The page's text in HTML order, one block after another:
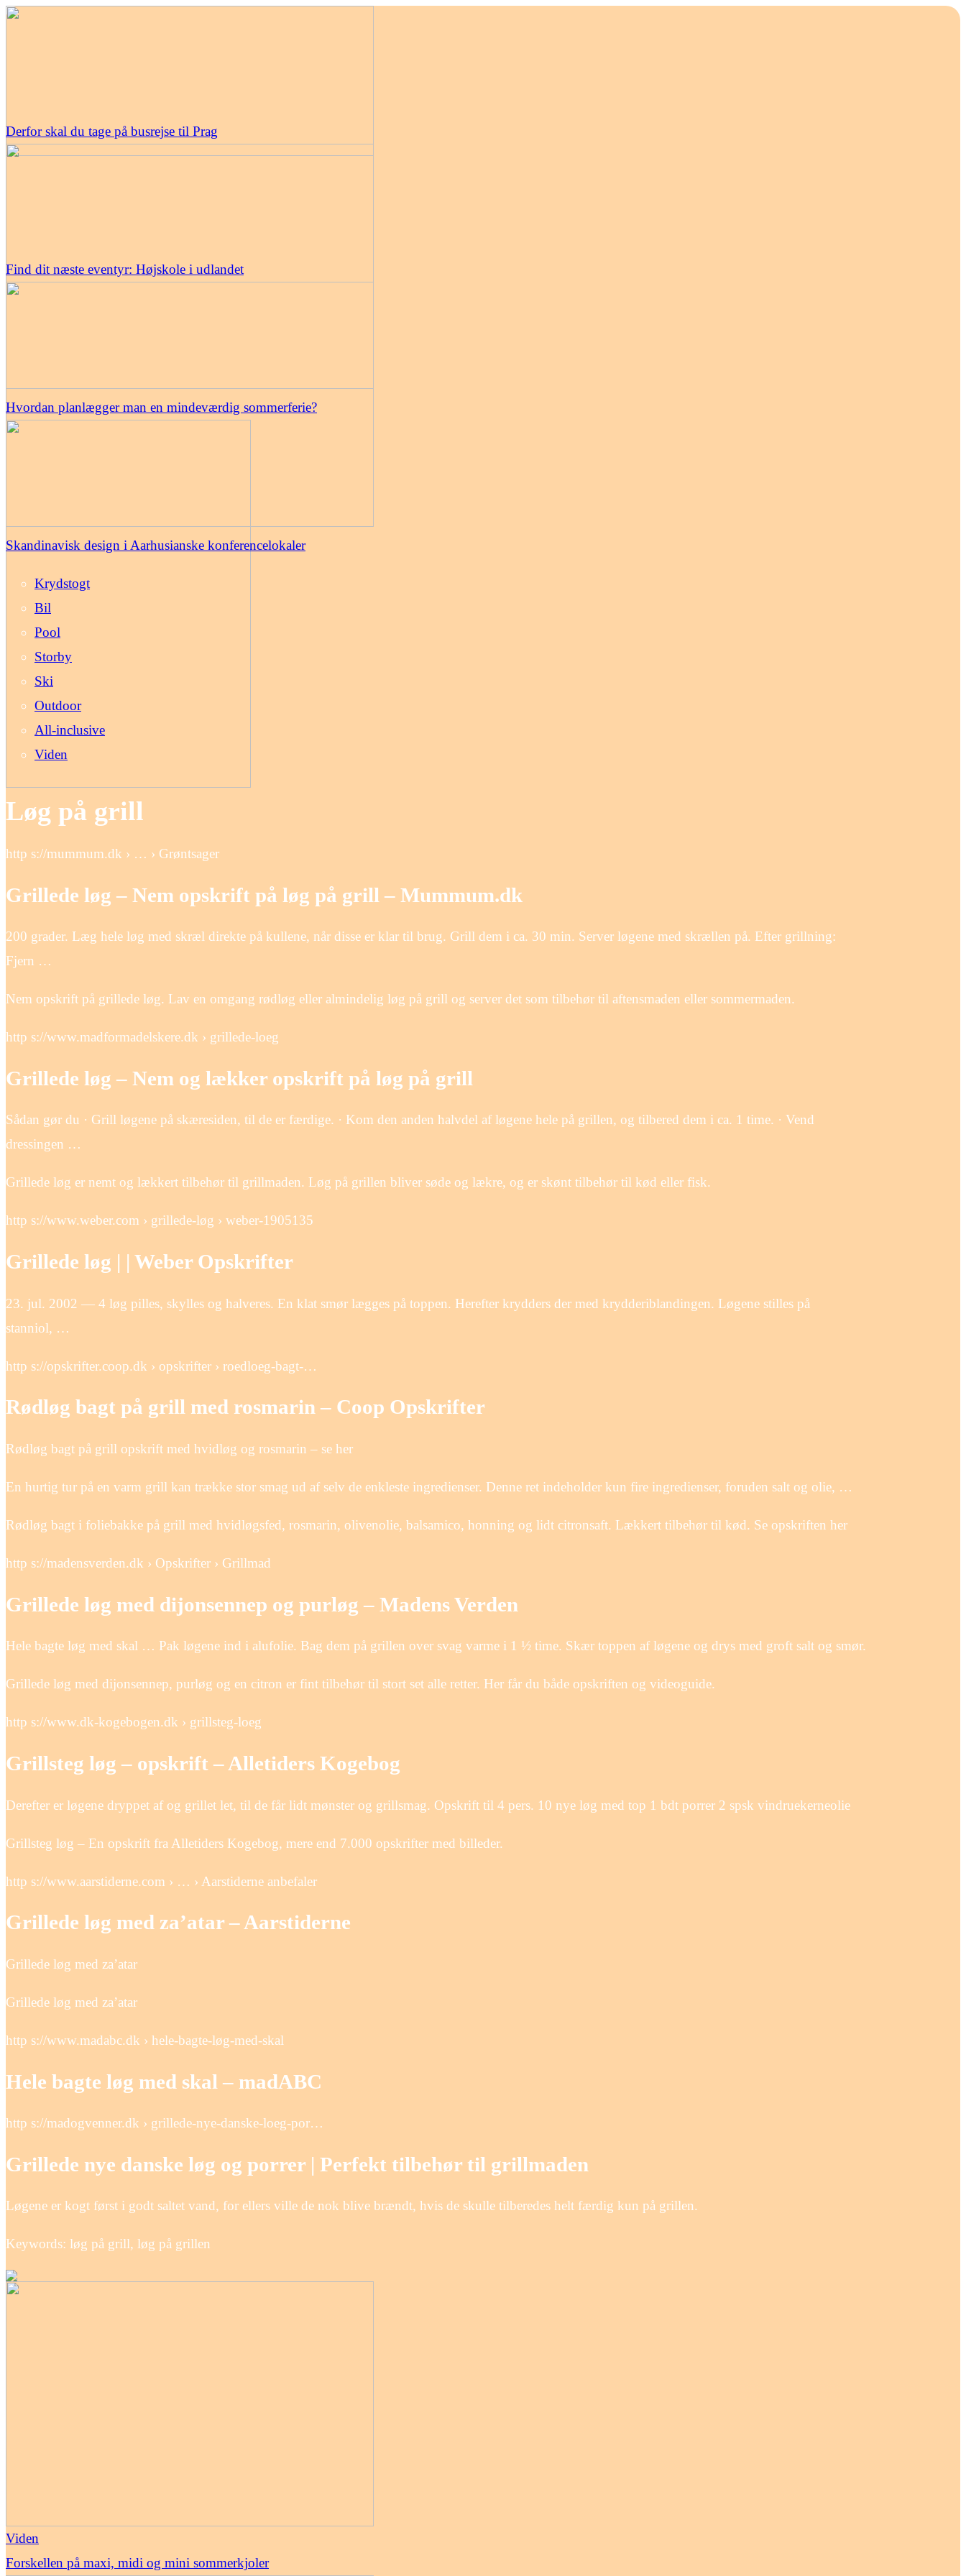
Derfor skal du tage på busrejse til Prag
Find dit næste eventyr: Højskole i udlandet
Hvordan planlægger man en mindeværdig sommerferie?
Skandinavisk design i Aarhusianske konferencelokaler
Krydstogt
Bil
Pool
Storby
Ski
Outdoor
All-inclusive
Viden
Løg på grill
http s://mummum.dk › … › Grøntsager
Grillede løg – Nem opskrift på løg på grill – Mummum.dk
200 grader. Læg hele løg med skræl direkte på kullene, når disse er klar til brug. Grill dem i ca. 30 min. Server løgene med skrællen på. Efter grillning:
Fjern …
Nem opskrift på grillede løg. Lav en omgang rødløg eller almindelig løg på grill og server det som tilbehør til aftensmaden eller sommermaden.
http s://www.madformadelskere.dk › grillede-loeg
Grillede løg – Nem og lækker opskrift på løg på grill
Sådan gør du · Grill løgene på skæresiden, til de er færdige. · Kom den anden halvdel af løgene hele på grillen, og tilbered dem i ca. 1 time. · Vend
dressingen …
Grillede løg er nemt og lækkert tilbehør til grillmaden. Løg på grillen bliver søde og lækre, og er skønt tilbehør til kød eller fisk.
http s://www.weber.com › grillede-løg › weber-1905135
Grillede løg | | Weber Opskrifter
23. jul. 2002 — 4 løg pilles, skylles og halveres. En klat smør lægges på toppen. Herefter krydders der med krydderiblandingen. Løgene stilles på
stanniol, …
http s://opskrifter.coop.dk › opskrifter › roedloeg-bagt-…
Rødløg bagt på grill med rosmarin – Coop Opskrifter
Rødløg bagt på grill opskrift med hvidløg og rosmarin – se her
En hurtig tur på en varm grill kan trække stor smag ud af selv de enkleste ingredienser. Denne ret indeholder kun fire ingredienser, foruden salt og olie, …
Rødløg bagt i foliebakke på grill med hvidløgsfed, rosmarin, olivenolie, balsamico, honning og lidt citronsaft. Lækkert tilbehør til kød. Se opskriften her
http s://madensverden.dk › Opskrifter › Grillmad
Grillede løg med dijonsennep og purløg – Madens Verden
Hele bagte løg med skal … Pak løgene ind i alufolie. Bag dem på grillen over svag varme i 1 ½ time. Skær toppen af løgene og drys med groft salt og smør.
Grillede løg med dijonsennep, purløg og en citron er fint tilbehør til stort set alle retter. Her får du både opskriften og videoguide.
http s://www.dk-kogebogen.dk › grillsteg-loeg
Grillsteg løg – opskrift – Alletiders Kogebog
Derefter er løgene dryppet af og grillet let, til de får lidt mønster og grillsmag. Opskrift til 4 pers. 10 nye løg med top 1 bdt porrer 2 spsk vindruekerneolie
Grillsteg løg – En opskrift fra Alletiders Kogebog, mere end 7.000 opskrifter med billeder.
http s://www.aarstiderne.com › … › Aarstiderne anbefaler
Grillede løg med za’atar – Aarstiderne
Grillede løg med za’atar
Grillede løg med za’atar
http s://www.madabc.dk › hele-bagte-løg-med-skal
Hele bagte løg med skal – madABC
http s://madogvenner.dk › grillede-nye-danske-loeg-por…
Grillede nye danske løg og porrer | Perfekt tilbehør til grillmaden
Løgene er kogt først i godt saltet vand, for ellers ville de nok blive brændt, hvis de skulle tilberedes helt færdig kun på grillen.
Keywords: løg på grill, løg på grillen
Viden
Forskellen på maxi, midi og mini sommerkjoler